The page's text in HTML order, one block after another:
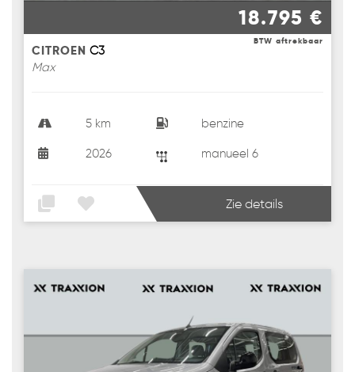
18.795 €
BTW aftrekbaar
CITROEN C3
Max
5 km benzine
2026 manueel 6
Zie details